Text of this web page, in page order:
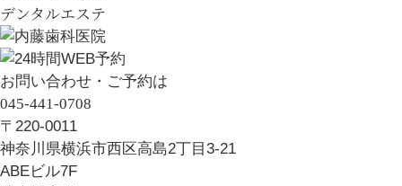
デンタルエステ
お問い合わせ・ご予約は
045-441-0708
〒220-0011
神奈川県横浜市西区高島2丁目3-21
ABEビル7F